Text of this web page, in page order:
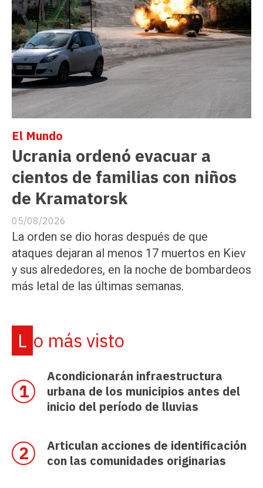
Ucrania ordenó evacuar a
cientos de familias con niños
de Kramatorsk
El Mundo
05/08/2026
La orden se dio horas después de que
ataques dejaran al menos 17 muertos en Kiev
y sus alrededores, en la noche de bombardeos
más letal de las últimas semanas.
Lo más visto
Acondicionarán infraestructura
urbana de los municipios antes del
inicio del período de lluvias
Articulan acciones de identificación
con las comunidades originarias